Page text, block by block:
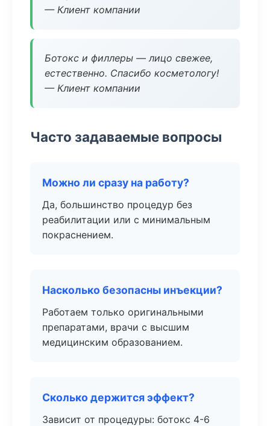
— Клиент компании
Ботокс и филлеры — лицо свежее,
естественно. Спасибо косметологу!
— Клиент компании
Часто задаваемые вопросы
Можно ли сразу на работу?
Да, большинство процедур без
реабилитации или с минимальным
покраснением.
Насколько безопасны инъекции?
Работаем только оригинальными
препаратами, врачи с высшим
медицинским образованием.
Сколько держится эффект?
Зависит от процедуры: ботокс 4-6